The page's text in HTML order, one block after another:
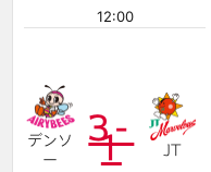
12:00
デンソ
ー
3-
1 JT